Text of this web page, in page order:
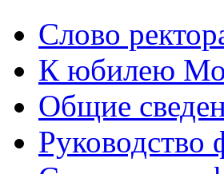
Слово
К юбилею
Общие
Руководство